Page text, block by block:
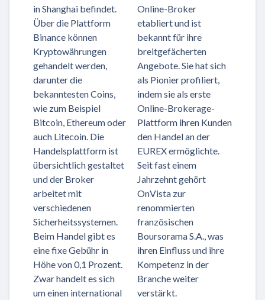
in Shanghai befindet.
Über die Plattform
Binance können
Kryptowährungen
gehandelt werden,
darunter die
bekanntesten Coins,
wie zum Beispiel
Bitcoin, Ethereum oder
auch Litecoin. Die
Handelsplattform ist
übersichtlich gestaltet
und der Broker
arbeitet mit
verschiedenen
Sicherheitssystemen.
Beim Handel gibt es
eine fixe Gebühr in
Höhe von 0,1 Prozent.
Zwar handelt es sich
um einen international
Online-Broker
etabliert und ist
bekannt für ihre
breitgefächerten
Angebote. Sie hat sich
als Pionier profiliert,
indem sie als erste
Online-Brokerage-
Plattform ihren Kunden
den Handel an der
EUREX ermöglichte.
Seit fast einem
Jahrzehnt gehört
OnVista zur
renommierten
französischen
Boursorama S.A., was
ihren Einfluss und ihre
Kompetenz in der
Branche weiter
verstärkt.